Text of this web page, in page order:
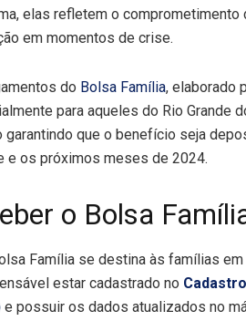
elas refletem o comprometimento
em momentos de crise.
do Bolsa Família, elaborado
para aqueles do Rio Grande
garantindo que o benefício seja
e os próximos meses de 2024.
o Bolsa
Família se destina às famílias
estar cadastrado no
e possuir os dados atualizados no